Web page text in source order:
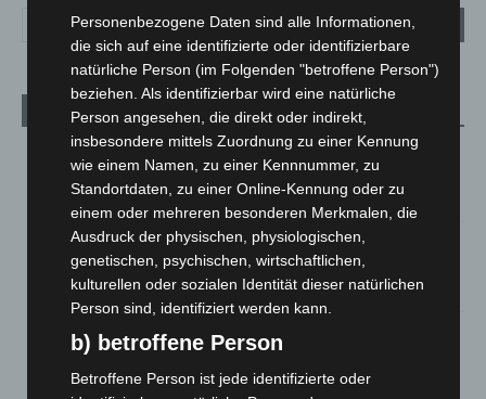
Aktuelle Beiträge
Kunst trifft Weingenuss: Barbara-Susann Mehring zeigt ihre
Werke im Jacques’ Wein-Depot Isernhagen
8. August 2026
A2: Zweite Turbobaustelle startet zwischen Hannover-West
und Bothfeld
8. August 2026
Niedersachsen: Feuerwehrkräfte kehren nach
Waldbrandeinsatz aus Spanien zurück
7. August 2026
Personenbezogene Daten sind alle Informationen,
die sich auf eine identifizierte oder identifizierbare
natürliche Person (im Folgenden "betroffene Person")
beziehen. Als identifizierbar wird eine natürliche
Person angesehen, die direkt oder indirekt,
insbesondere mittels Zuordnung zu einer Kennung
wie einem Namen, zu einer Kennnummer, zu
Standortdaten, zu einer Online-Kennung oder zu
einem oder mehreren besonderen Merkmalen, die
Ausdruck der physischen, physiologischen,
genetischen, psychischen, wirtschaftlichen,
kulturellen oder sozialen Identität dieser natürlichen
Person sind, identifiziert werden kann.
b) betroffene Person
Betroffene Person ist jede identifizierte oder